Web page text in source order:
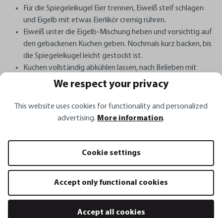
Für die Spiegeleikugel Eier trennen, Eiweiß steif schlagen
und Eigelb mit etwas Eierlikör cremig rühren.
Eiweiß unter die Eigelb-Mischung heben und vorsichtig auf
den gebackenen Kuchen geben. Nochmals kurz backen, bis
die Spiegeleikugel leicht gestockt ist.
Kuchen vollständig abkühlen lassen, nach Belieben mit
Puderzucker bestäuben und servieren.
Foodblog Von-Januar_bis_Dezember
Organisation
Category
We respect your privacy
This website uses cookies for functionality and personalized
advertising. More information.
Cookie settings
Accept only functional cookies
Accept all cookies